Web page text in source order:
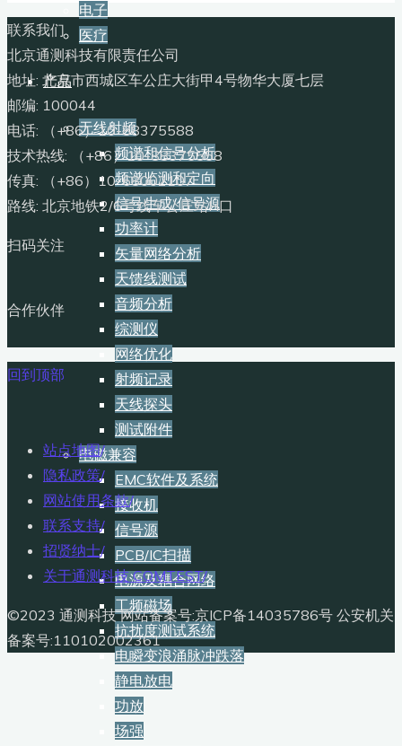
电子
医疗
产品
无线射频
频谱和信号分析
频谱监测和定向
信号生成/信号源
功率计
矢量网络分析
天馈线测试
音频分析
综测仪
网络优化
射频记录
天线探头
测试附件
电磁兼容
EMC软件及系统
接收机
信号源
PCB/IC扫描
电源及耦合网络
工频磁场
抗扰度测试系统
电瞬变浪涌脉冲跌落
静电放电
功放
场强
联系我们
北京通测科技有限责任公司
地址: 北京市西城区车公庄大街甲4号物华大厦七层
邮编: 100044
电话: （+86）10-88375588
技术热线: （+86）10-88375558
传真: （+86）10-68002107
路线: 北京地铁2/6号线车公庄站H口
扫码关注
合作伙伴
回到顶部
站点地图/
隐私政策/
网站使用条款/
联系支持/
招贤纳士/
关于通测科技 COMTEST/
©2023 通测科技 网站备案号:京ICP备14035786号 公安机关
备案号:110102002361